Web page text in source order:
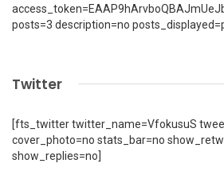
posts=3 description=no
Twitter
[fts_twitter twitter_name=VfokusuS
cover_photo=no stats_bar=no
show_replies=no]